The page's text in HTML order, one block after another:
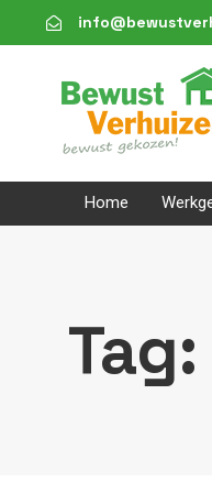
links
to
content
Home